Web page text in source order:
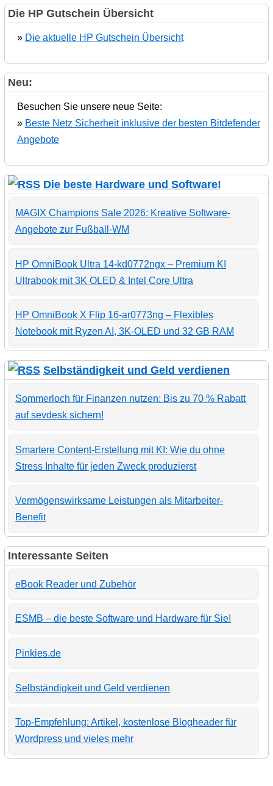
Die HP Gutschein Übersicht
» Die aktuelle HP Gutschein Übersicht
Neu:
Besuchen Sie unsere neue Seite:
» Beste Netz Sicherheit inklusive der besten Bitdefender
Angebote
Die beste Hardware und Software!
MAGIX Champions Sale 2026: Kreative Software-
Angebote zur Fußball-WM
HP OmniBook Ultra 14-kd0772ngx – Premium KI
Ultrabook mit 3K OLED & Intel Core Ultra
HP OmniBook X Flip 16-ar0773ng – Flexibles
Notebook mit Ryzen AI, 3K-OLED und 32 GB RAM
Selbständigkeit und Geld verdienen
Sommerloch für Finanzen nutzen: Bis zu 70 % Rabatt
auf sevdesk sichern!
Smartere Content-Erstellung mit KI: Wie du ohne
Stress Inhalte für jeden Zweck produzierst
Vermögenswirksame Leistungen als Mitarbeiter-
Benefit
Interessante Seiten
eBook Reader und Zubehör
ESMB – die beste Software und Hardware für Sie!
Pinkies.de
Selbständigkeit und Geld verdienen
Top-Empfehlung: Artikel, kostenlose Blogheader für
Wordpress und vieles mehr